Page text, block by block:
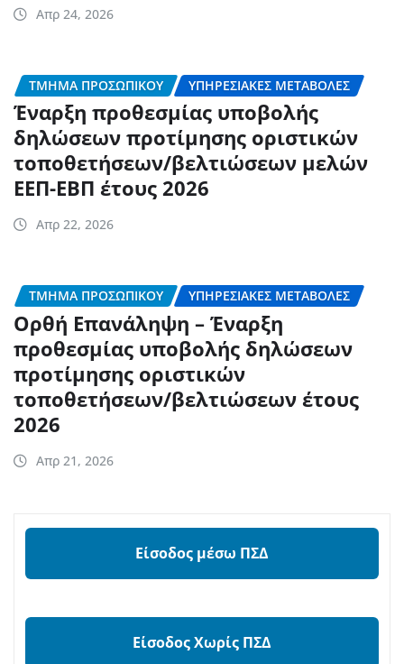
Απρ 24, 2026
ΤΜΉΜΑ ΠΡΟΣΩΠΙΚΟΎ ΥΠΗΡΕΣΙΑΚΈΣ ΜΕΤΑΒΟΛΈΣ
Έναρξη προθεσμίας υποβολής
δηλώσεων προτίμησης οριστικών
τοποθετήσεων/βελτιώσεων μελών
ΕΕΠ-ΕΒΠ έτους 2026
Απρ 22, 2026
ΤΜΉΜΑ ΠΡΟΣΩΠΙΚΟΎ ΥΠΗΡΕΣΙΑΚΈΣ ΜΕΤΑΒΟΛΈΣ
Ορθή Επανάληψη – Έναρξη
προθεσμίας υποβολής δηλώσεων
προτίμησης οριστικών
τοποθετήσεων/βελτιώσεων έτους
2026
Απρ 21, 2026
Είσοδος μέσω ΠΣΔ
Είσοδος Χωρίς ΠΣΔ